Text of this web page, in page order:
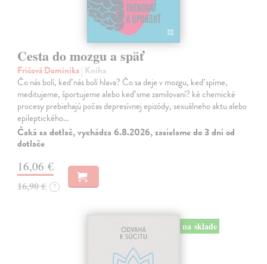
Cesta do mozgu a späť
Fričová Dominika| Kniha
Čo nás bolí, keď nás bolí hlava? Čo sa deje v mozgu, keď spíme,
meditujeme, športujeme alebo keď sme zamilovaní? ké chemické
procesy prebiehajú počas depresívnej epizódy, sexuálneho aktu alebo
epileptického…
Čaká sa dotlač, vychádza 6.8.2026, zasielame do 3 dní od
dotlače
16,06 €
16,90 € ?
na sklade